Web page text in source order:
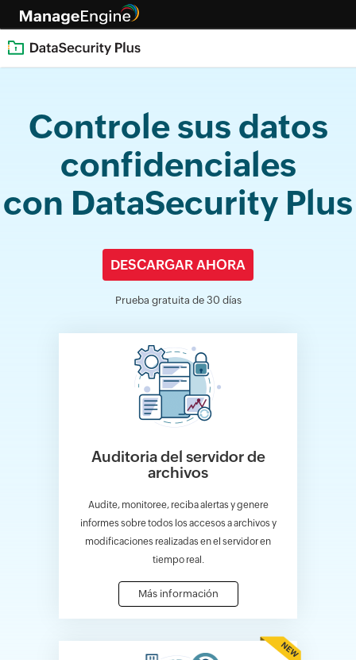
Controle sus datos
confidenciales
con DataSecurity Plus
DESCARGAR AHORA
Prueba gratuita de 30 días
Auditoria del servidor de
archivos
Audite, monitoree, reciba alertas y genere
informes sobre todos los accesos a archivos y
modificaciones realizadas en el servidor en
tiempo real.
Más información
NEW